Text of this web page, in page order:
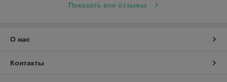
Показать все отзывы
О нас
Контакты